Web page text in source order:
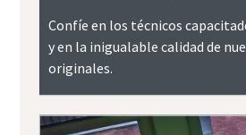
Confíe en los técnicos
y en la inigualable calidad de
originales.